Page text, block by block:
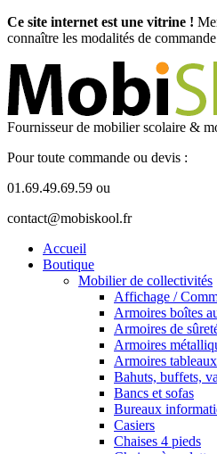
Ce site internet est une vitrine !
connaître les modalités de
Fournisseur de mobilier scolaire &
Pour toute commande ou devis :
01.69.49.69.59 ou
contact@mobiskool.fr
Accueil
Boutique
Mobilier de collectivités
Affichage /
Armoires boîtes
Armoires de
Armoires
Armoires tableaux
Bahuts, buffets,
Bancs et sofas
Bureaux
Casiers
Chaises 4 pieds